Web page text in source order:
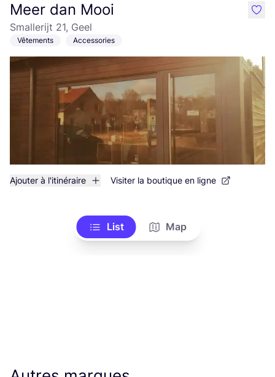
Meer dan Mooi
Smallerijt 21, Geel
Vêtements Accessories
Ajouter à l'itinéraire Visiter la boutique en ligne
like
List Map